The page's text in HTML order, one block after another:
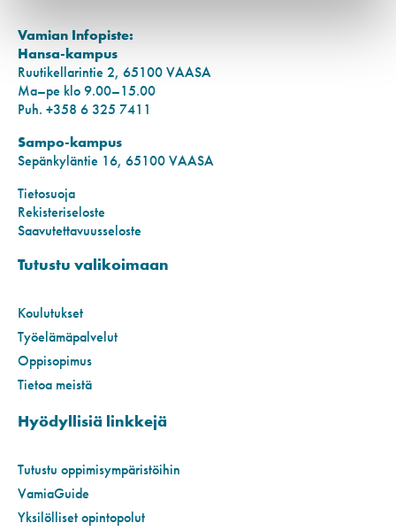
Vamian Infopiste:
Hansa-kampus
Ruutikellarintie 2, 65100 VAASA
Ma–pe klo 9.00–15.00
Puh. +358 6 325 7411
Sampo-kampus
Sepänkyläntie 16, 65100 VAASA
Tietosuoja
Rekisteriseloste
Saavutettavuusseloste
Tutustu valikoimaan
Koulutukset
Työelämäpalvelut
Oppisopimus
Tietoa meistä
Hyödyllisiä linkkejä
Tutustu oppimisympäristöihin
VamiaGuide
Yksilölliset opintopolut